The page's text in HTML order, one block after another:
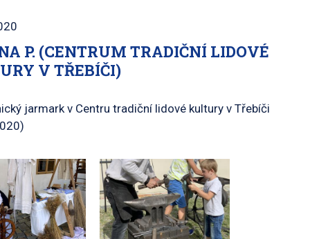
P. (CENTRUM TRADIČNÍ LIDOVÉ
V TŘEBÍČI)
jarmark v Centru tradiční lidové kultury v Třebíči